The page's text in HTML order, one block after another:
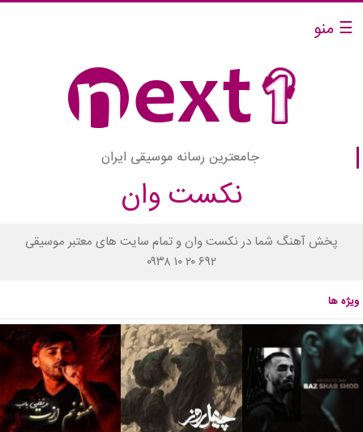
☰ منو
جامعترین رسانه موسیقی ایران
نکست وان
پخش آهنگ شما در نکست وان و تمام سایت های معتبر موسیقی
۰۹۳۸ ۱۰ ۲۰ ۶۹۲
ویژه ها